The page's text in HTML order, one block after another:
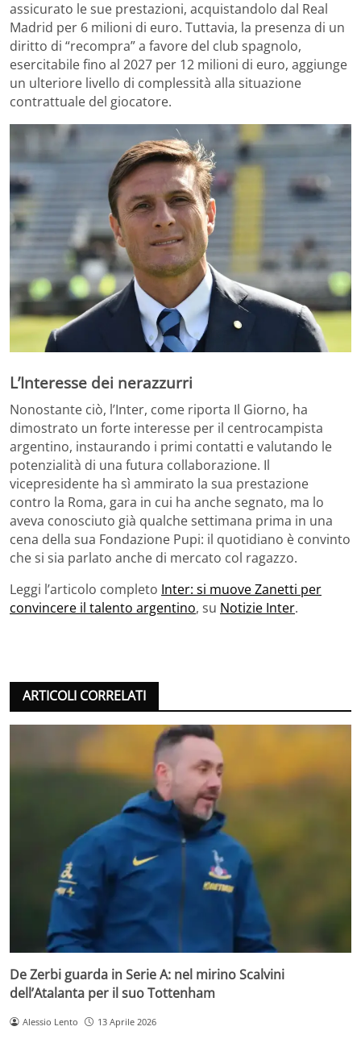
assicurato le sue prestazioni, acquistandolo dal Real
Madrid per 6 milioni di euro. Tuttavia, la presenza di un
diritto di “recompra” a favore del club spagnolo,
esercitabile fino al 2027 per 12 milioni di euro, aggiunge
un ulteriore livello di complessità alla situazione
contrattuale del giocatore.
L’Interesse dei nerazzurri
Nonostante ciò, l’Inter, come riporta Il Giorno, ha
dimostrato un forte interesse per il centrocampista
argentino, instaurando i primi contatti e valutando le
potenzialità di una futura collaborazione. Il
vicepresidente ha sì ammirato la sua prestazione
contro la Roma, gara in cui ha anche segnato, ma lo
aveva conosciuto già qualche settimana prima in una
cena della sua Fondazione Pupi: il quotidiano è convinto
che si sia parlato anche di mercato col ragazzo.
Leggi l’articolo completo Inter: si muove Zanetti per
convincere il talento argentino, su Notizie Inter.
ARTICOLI CORRELATI
De Zerbi guarda in Serie A: nel mirino Scalvini
dell’Atalanta per il suo Tottenham
Alessio Lento 13 Aprile 2026